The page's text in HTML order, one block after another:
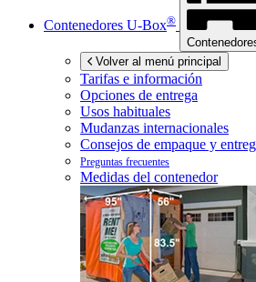
Contenedores U-Box®
Volver al menú principal
Tarifas e información
Opciones de entrega
Usos habituales
Mudanzas internacionales
Consejos de empaque y
Preguntas frecuentes
Medidas del contenedor